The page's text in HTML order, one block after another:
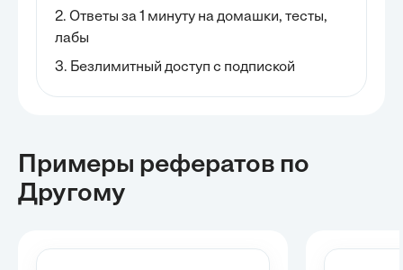
2. Ответы за 1 минуту на домашки, тесты,
лабы
3. Безлимитный доступ с подпиской
Примеры рефератов по
Другому